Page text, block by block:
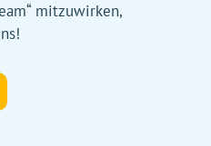
mitzuwirken,